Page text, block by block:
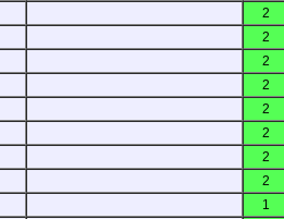
2
2
2
2
2
2
2
2
1